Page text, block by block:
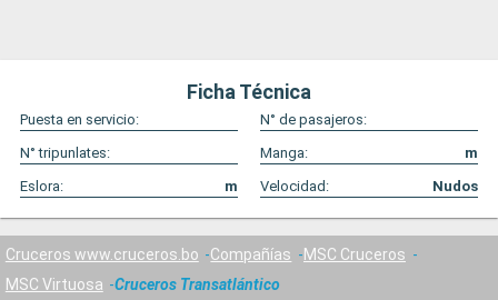
Ficha Técnica
Puesta en servicio:
N° de pasajeros:
N° tripunlates:
Manga:
m
Eslora:
m Velocidad: Nudos
Cruceros www.cruceros.bo Compañías
MSC Cruceros
MSC Virtuosa
Cruceros Transatlántico